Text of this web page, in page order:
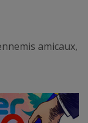
amicaux,